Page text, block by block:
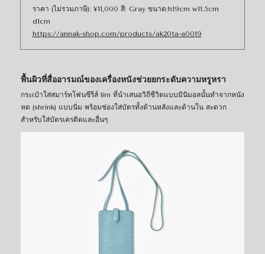
ราคา (ไม่รวมภาษี): ¥11,000 สี: Gray ขนาด:h19cm w11.5cm
d1cm
https://annak-shop.com/products/ak20ta-a0019
พื้นผิวที่สื่ออารมณ์ของเครื่องหนังช่วยยกระดับความหรูหรา
กระเป๋าใส่สมาร์ทโฟนซีรีส์ lim ที่นำเสนอวิถีชีวิตแบบมินิมอลนั้นทำจากหนัง
หด (shrink) แบบนิ่ม พร้อมช่องใส่บัตรทั้งด้านหลังและด้านใน สะดวก
สำหรับใส่บัตรเครดิตและอื่นๆ